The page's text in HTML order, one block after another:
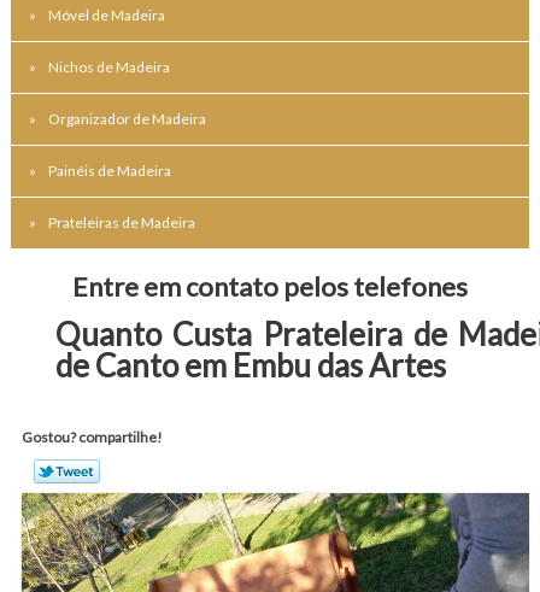
Móvel de Madeira
Nichos de Madeira
Organizador de Madeira
Painéis de Madeira
Prateleiras de Madeira
Entre em contato pelos telefones
Quanto Custa Prateleira de
de Canto em Embu das Artes
Gostou? compartilhe!